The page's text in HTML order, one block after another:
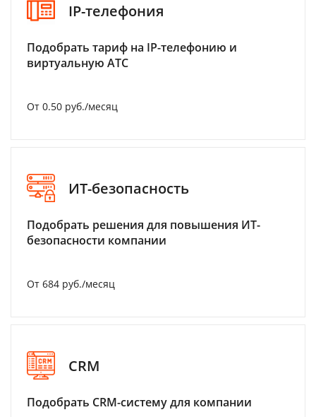
IP-телефония
Подобрать тариф на IP-телефонию и
виртуальную АТС
От 0.50 руб./месяц
ИТ-безопасность
Подобрать решения для повышения ИТ-
безопасности компании
От 684 руб./месяц
CRM
Подобрать CRM-систему для компании